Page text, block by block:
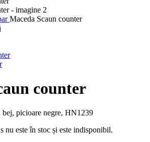
Maceda Scaun counter
counter
bej, picioare negre, HN1239
nu este în stoc și este indisponibil.